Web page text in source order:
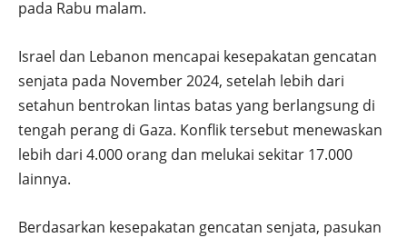
pada Rabu malam.
Israel dan Lebanon mencapai kesepakatan gencatan
senjata pada November 2024, setelah lebih dari
setahun bentrokan lintas batas yang berlangsung di
tengah perang di Gaza. Konflik tersebut menewaskan
lebih dari 4.000 orang dan melukai sekitar 17.000
lainnya.
Berdasarkan kesepakatan gencatan senjata, pasukan